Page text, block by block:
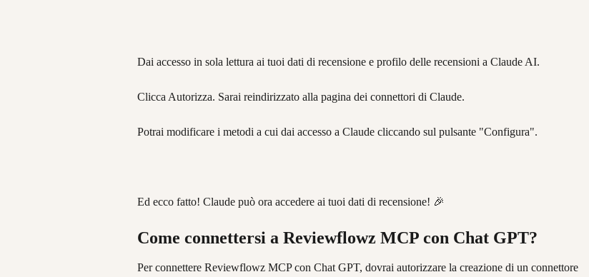
Dai accesso in sola lettura ai tuoi dati di recensione e profilo delle recensioni a Claude AI.
Clicca Autorizza. Sarai reindirizzato alla pagina dei connettori di Claude.
Potrai modificare i metodi a cui dai accesso a Claude cliccando sul pulsante "Configura".
Ed ecco fatto! Claude può ora accedere ai tuoi dati di recensione! 🎉
Come connettersi a Reviewflowz MCP con Chat GPT?
Per connettere Reviewflowz MCP con Chat GPT, dovrai autorizzare la creazione di un connettore